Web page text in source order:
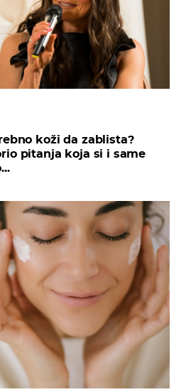
koži da zablista?
pitanja koja si i same